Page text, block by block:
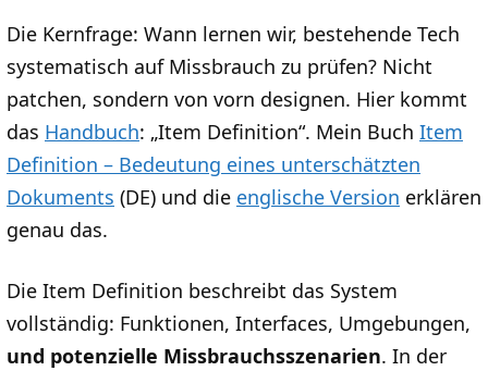
Die Kernfrage: Wann lernen wir, bestehende Tech
systematisch auf Missbrauch zu prüfen? Nicht
patchen, sondern von vorn designen. Hier kommt
das Handbuch: „Item Definition“. Mein Buch Item
Definition – Bedeutung eines unterschätzten
Dokuments (DE) und die englische Version erklären
genau das.
Die Item Definition beschreibt das System
vollständig: Funktionen, Interfaces, Umgebungen,
und potenzielle Missbrauchsszenarien. In der